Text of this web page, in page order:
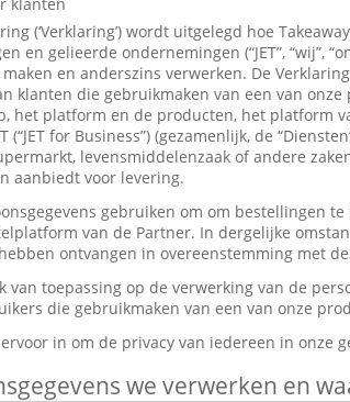
(‘Verklaring’) wordt uitgelegd hoe
en gelieerde ondernemingen (“JET”, “wij”,
en anderszins verwerken. De
klanten die gebruikmaken van een van
het platform en de producten, het platform
(“JET for Business”) (gezamenlijk, de
levensmiddelenzaak of andere
aanbiedt voor levering.
gebruiken om om bestellingen
van de Partner. In dergelijke
ontvangen in overeenstemming met
van toepassing op de verwerking van de
die gebruikmaken van een van onze
ervoor in om de privacy van iedereen in onze
we verwerken en